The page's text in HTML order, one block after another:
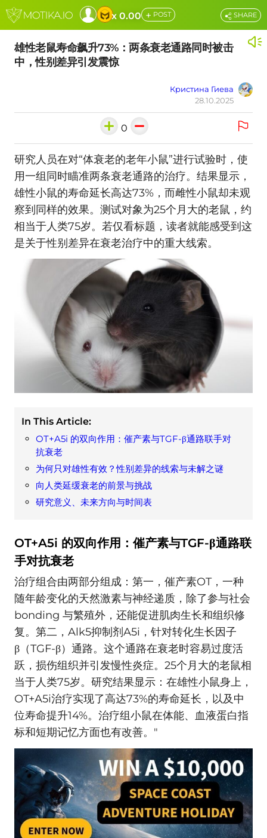
x 0.00 + POST
雄性老鼠寿命飙升73%：两条衰老通路同时被击
中，性别差异引发震惊
Кристина Гиева
28.10.2025
SHARE
0
研究人员在对“体衰老的老年小鼠”进行试验时，使
用一组同时瞄准两条衰老通路的治疗。结果显示，
雄性小鼠的寿命延长高达73%，而雌性小鼠却未观
察到同样的效果。测试对象为25个月大的老鼠，约
相当于人类75岁。若仅看标题，读者就能感受到这
是关于性别差异在衰老治疗中的重大线索。
In This Article:
OT+A5i 的双向作用：催产素与TGF-β通路联手对
抗衰老
为何只对雄性有效？性别差异的线索与未解之谜
向人类延缓衰老的前景与挑战
研究意义、未来方向与时间表
OT+A5i 的双向作用：催产素与TGF-β通路联
手对抗衰老
治疗组合由两部分组成：第一，催产素OT，一种
随年龄变化的天然激素与神经递质，除了参与社会
bonding 与繁殖外，还能促进肌肉生长和组织修
复。第二，Alk5抑制剂A5i，针对转化生长因子
β（TGF-β）通路。这个通路在衰老时容易过度活
跃，损伤组织并引发慢性炎症。25个月大的老鼠相
当于人类75岁。研究结果显示：在雄性小鼠身上，
OT+A5i治疗实现了高达73%的寿命延长，以及中
位寿命提升14%。治疗组小鼠在体能、血液蛋白指
标和短期记忆方面也有改善。"